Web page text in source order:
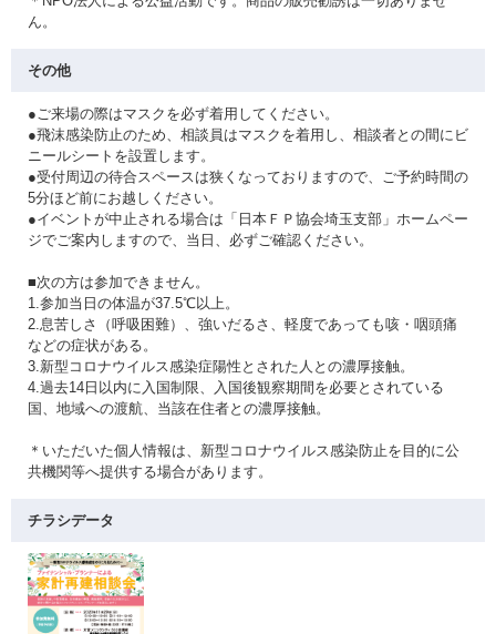
ん。
その他
●ご来場の際はマスクを必ず着用してください。
●飛沫感染防止のため、相談員はマスクを着用し、相談者との間にビ
ニールシートを設置します。
●受付周辺の待合スペースは狭くなっておりますので、ご予約時間の
5分ほど前にお越しください。
●イベントが中止される場合は「日本ＦＰ協会埼玉支部」ホームペー
ジでご案内しますので、当日、必ずご確認ください。
■次の方は参加できません。
1.参加当日の体温が37.5℃以上。
2.息苦しさ（呼吸困難）、強いだるさ、軽度であっても咳・咽頭痛
などの症状がある。
3.新型コロナウイルス感染症陽性とされた人との濃厚接触。
4.過去14日以内に入国制限、入国後観察期間を必要とされている
国、地域への渡航、当該在住者との濃厚接触。
＊いただいた個人情報は、新型コロナウイルス感染防止を目的に公
共機関等へ提供する場合があります。
チラシデータ